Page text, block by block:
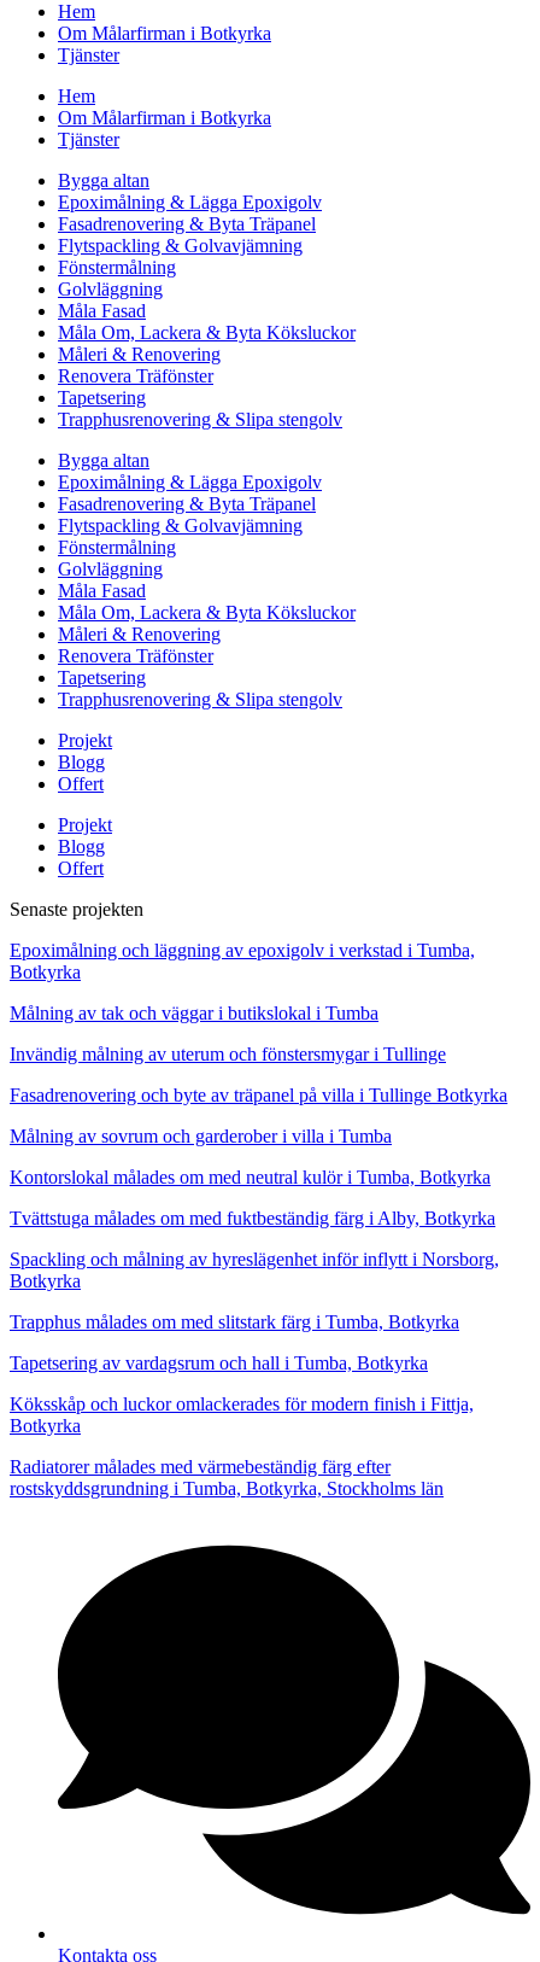
Hem
Om Målarfirman i Botkyrka
Tjänster
Hem
Om Målarfirman i Botkyrka
Tjänster
Bygga altan
Epoximålning & Lägga Epoxigolv
Fasadrenovering & Byta Träpanel
Flytspackling & Golvavjämning
Fönstermålning
Golvläggning
Måla Fasad
Måla Om, Lackera & Byta Köksluckor
Måleri & Renovering
Renovera Träfönster
Tapetsering
Trapphusrenovering & Slipa stengolv
Bygga altan
Epoximålning & Lägga Epoxigolv
Fasadrenovering & Byta Träpanel
Flytspackling & Golvavjämning
Fönstermålning
Golvläggning
Måla Fasad
Måla Om, Lackera & Byta Köksluckor
Måleri & Renovering
Renovera Träfönster
Tapetsering
Trapphusrenovering & Slipa stengolv
Projekt
Blogg
Offert
Projekt
Blogg
Offert
Senaste projekten
Epoximålning och läggning av epoxigolv i verkstad i Tumba,
Botkyrka
Målning av tak och väggar i butikslokal i Tumba
Invändig målning av uterum och fönstersmygar i Tullinge
Fasadrenovering och byte av träpanel på villa i Tullinge Botkyrka
Målning av sovrum och garderober i villa i Tumba
Kontorslokal målades om med neutral kulör i Tumba, Botkyrka
Tvättstuga målades om med fuktbeständig färg i Alby, Botkyrka
Spackling och målning av hyreslägenhet inför inflytt i Norsborg,
Botkyrka
Trapphus målades om med slitstark färg i Tumba, Botkyrka
Tapetsering av vardagsrum och hall i Tumba, Botkyrka
Köksskåp och luckor omlackerades för modern finish i Fittja,
Botkyrka
Radiatorer målades med värmebeständig färg efter
rostskyddsgrundning i Tumba, Botkyrka, Stockholms län
Kontakta oss